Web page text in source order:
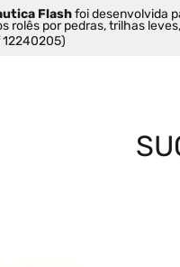
Flash foi desenvolvida
rolês por pedras, trilhas
12240205)